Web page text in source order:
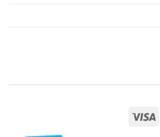
MasterCard
Visa